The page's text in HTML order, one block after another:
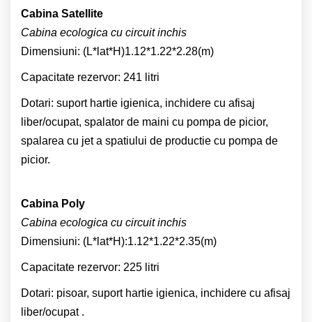
Cabina Satellite
Cabina ecologica cu circuit inchis
Dimensiuni: (L*lat*H)1.12*1.22*2.28(m)
Capacitate rezervor: 241 litri
Dotari: suport hartie igienica, inchidere cu afisaj
liber/ocupat, spalator de maini cu pompa de picior,
spalarea cu jet a spatiului de productie cu pompa de
picior.
Cabina Poly
Cabina ecologica cu circuit inchis
Dimensiuni: (L*lat*H):1.12*1.22*2.35(m)
Capacitate rezervor: 225 litri
Dotari: pisoar, suport hartie igienica, inchidere cu afisaj
liber/ocupat .